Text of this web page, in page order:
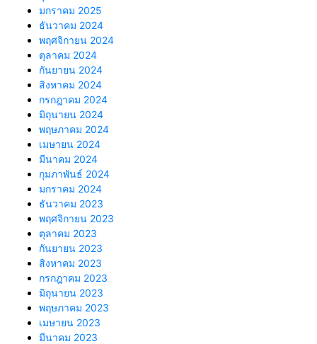
มกราคม 2025
ธันวาคม 2024
พฤศจิกายน 2024
ตุลาคม 2024
กันยายน 2024
สิงหาคม 2024
กรกฎาคม 2024
มิถุนายน 2024
พฤษภาคม 2024
เมษายน 2024
มีนาคม 2024
กุมภาพันธ์ 2024
มกราคม 2024
ธันวาคม 2023
พฤศจิกายน 2023
ตุลาคม 2023
กันยายน 2023
สิงหาคม 2023
กรกฎาคม 2023
มิถุนายน 2023
พฤษภาคม 2023
เมษายน 2023
มีนาคม 2023